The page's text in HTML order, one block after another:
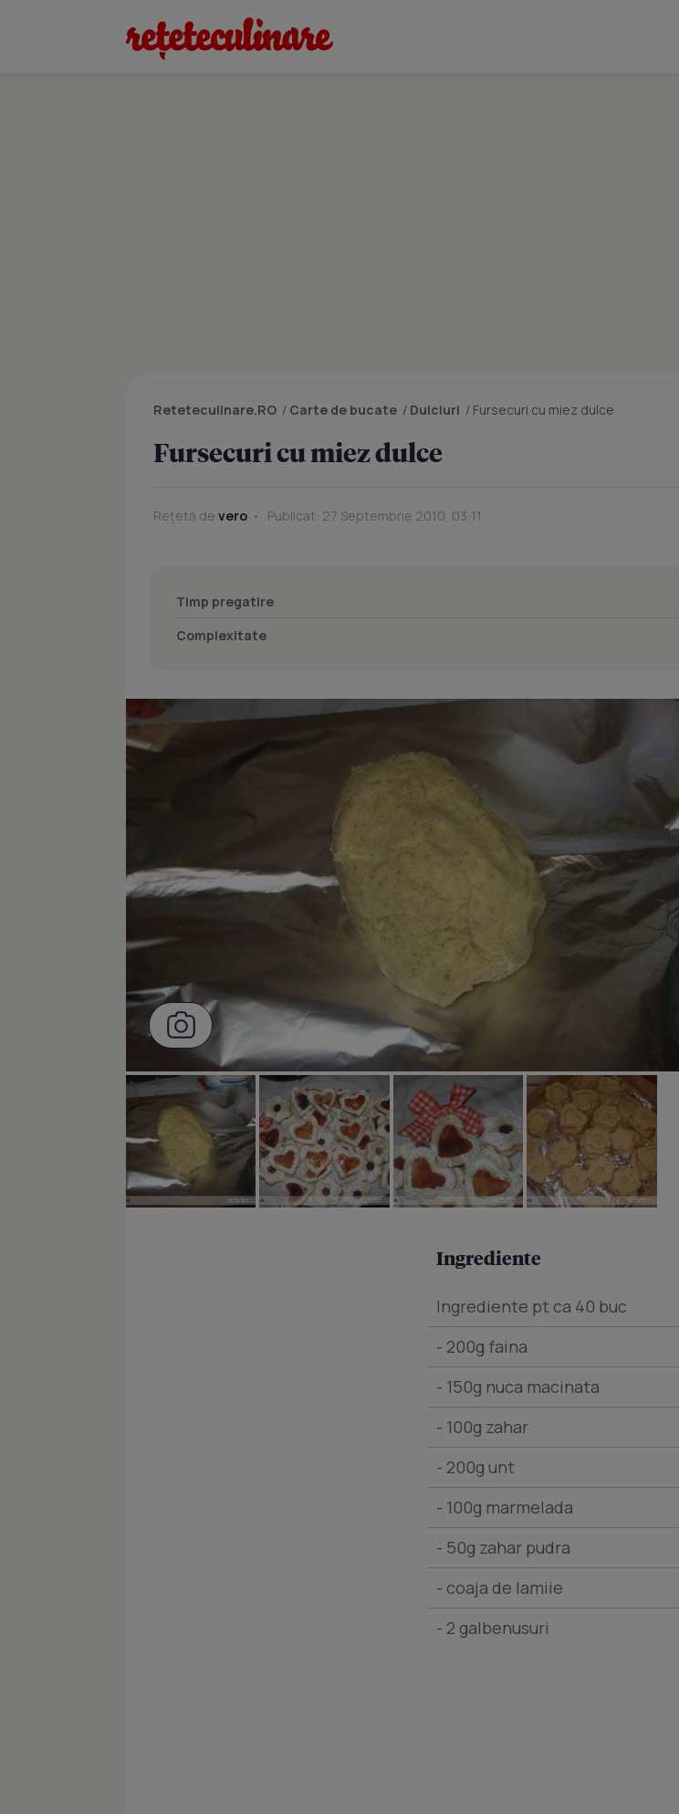
Reteteculinare.RO / Carte de bucate / Dulciuri / Fursecuri cu miez dulce
Fursecuri cu miez dulce
Rețetă de vero Publicat: 27 Septembrie 2010, 03:11
Timp pregatire
Complexitate
Ingrediente
Ingrediente pt ca 40 buc
- 200g faina
- 150g nuca macinata
- 100g zahar
- 200g unt
- 100g marmelada
- 50g zahar pudra
- coaja de lamiie
- 2 galbenusuri